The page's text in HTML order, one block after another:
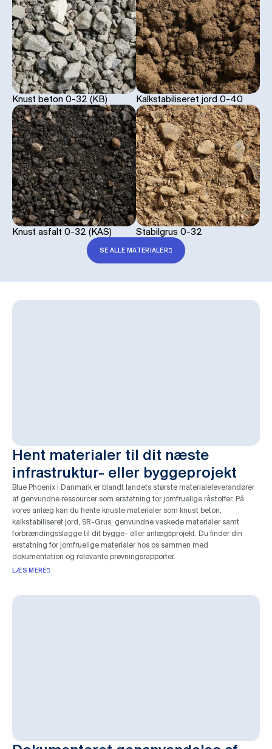
Knust beton 0-32 (KB) Kalkstabiliseret jord 0-40
Knust asfalt 0-32 (KAS) Stabilgrus 0-32
SE ALLE MATERIALER
Hent materialer til dit næste
infrastruktur- eller byggeprojekt
Blue Phoenix i Danmark er blandt landets største materialeleverandører
af genvundne ressourcer som erstatning for jomfruelige råstoffer. På
vores anlæg kan du hente knuste materialer som knust beton,
kalkstabiliseret jord, SR-Grus, genvundne vaskede materialer samt
forbrændingsslagge til dit bygge- eller anlægsprojekt. Du finder din
erstatning for jomfruelige materialer hos os sammen med
dokumentation og relevante prøvningsrapporter.
LÆS MERE